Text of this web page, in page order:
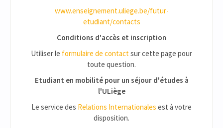
www.enseignement.uliege.be/futur-
etudiant/contacts
Conditions d'accès et inscription
Utiliser le formulaire de contactsur cette page pour
toute question.
Etudiant en mobilité pour un séjour d'études à
l'ULiège
Le service des Relations Internationales est à votre
disposition.